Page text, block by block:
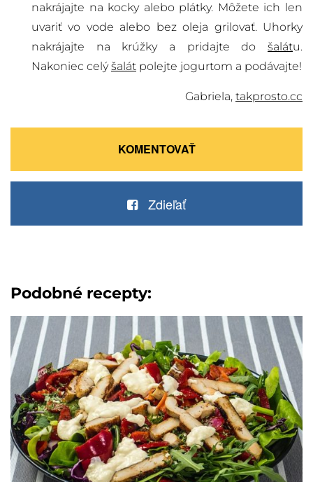
nakrájajte na kocky alebo plátky. Môžete ich len
uvariť vo vode alebo bez oleja grilovať. Uhorky
nakrájajte na krúžky a pridajte do šalátu.
Nakoniec celýšalát polejte jogurtom a podávajte!
Gabriela, takprosto.cc
KOMENTOVAŤ
Zdieľať
Podobné recepty: